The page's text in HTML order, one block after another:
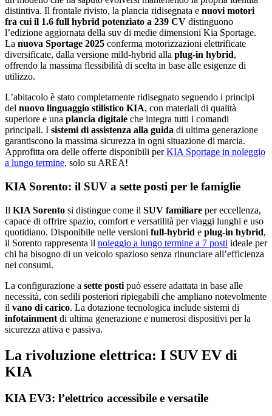
distintiva. Il frontale rivisto, la plancia ridisegnata e nuovi motori
fra cui il 1.6 full hybrid potenziato a 239 CV distinguono
l’edizione aggiornata della suv di medie dimensioni Kia Sportage.
La nuova Sportage 2025 conferma motorizzazioni elettrificate
diversificate, dalla versione mild-hybrid alla plug-in hybrid,
offrendo la massima flessibilità di scelta in base alle esigenze di
utilizzo.
L’abitacolo è stato completamente ridisegnato seguendo i principi
del nuovo linguaggio stilistico KIA, con materiali di qualità
superiore e una plancia digitale che integra tutti i comandi
principali. I sistemi di assistenza alla guida di ultima generazione
garantiscono la massima sicurezza in ogni situazione di marcia.
Approfitta ora delle offerte disponibili perKIA Sportage in noleggio
a lungo termine, solo su AREA!
KIA Sorento: il SUV a sette posti per le famiglie
Il KIA Sorento si distingue come il SUV familiare per eccellenza,
capace di offrire spazio, comfort e versatilità per viaggi lunghi e uso
quotidiano. Disponibile nelle versioni full-hybrid e plug-in hybrid,
il Sorento rappresenta il noleggio a lungo termine a 7 posti ideale per
chi ha bisogno di un veicolo spazioso senza rinunciare all’efficienza
nei consumi.
La configurazione a sette posti può essere adattata in base alle
necessità, con sedili posteriori ripiegabili che ampliano notevolmente
il vano di carico. La dotazione tecnologica include sistemi di
infotainment di ultima generazione e numerosi dispositivi per la
sicurezza attiva e passiva.
La rivoluzione elettrica: I SUV EV di
KIA
KIA EV3: l’elettrico accessibile e versatile